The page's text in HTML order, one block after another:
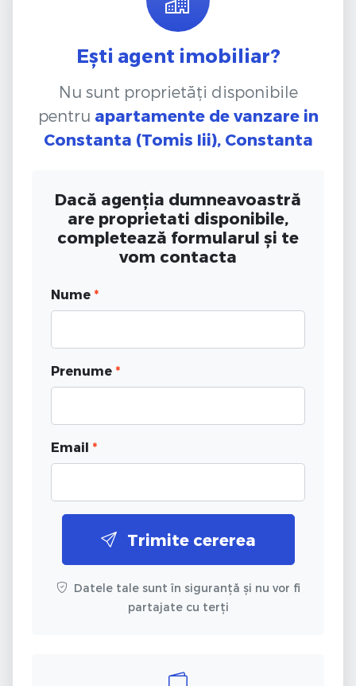
Ești agent imobiliar?
Nu sunt proprietăți disponibile
pentru apartamente de vanzare in
Constanta (Tomis Iii), Constanta
Dacă agenția dumneavoastră
are proprietati disponibile,
completează formularul și te
vom contacta
Nume *
Prenume *
Email *
Trimite cererea
Datele tale sunt în siguranță și nu vor fi
partajate cu terți